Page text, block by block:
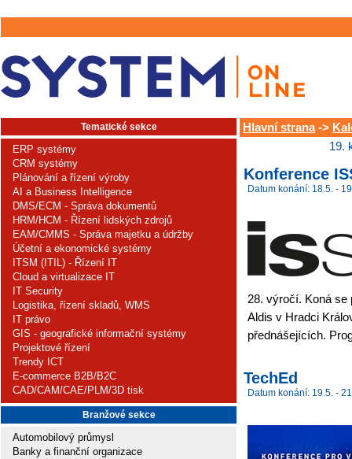
Tematické sekce
ERP systémy
CRM systémy
Plánování a řízení výroby
AI a Business Intelligence
DMS/ECM - Správa dokumentů
HRM/HCM - Řízení lidských zdrojů
EAM/CMMS - Správa majetku a údržby
Účetní a ekonomické systémy
ITSM (ITIL) - Řízení IT
Cloud a virtualizace IT
IT Security
Logistika, řízení skladů, WMS
IT právo
GIS - geografické informační systémy
Projektové řízení
Trendy ICT
E-commerce B2B/B2C
CAD/CAM/CAE/PLM/3D tisk
Branžové sekce
Automobilový průmysl
Banky a finanční organizace
Hlavní strana->
19.
Konference
Datum konání: 18.5. -
28. výročí. Koná se
Aldis v Hradci
přednášejících.
TechEd
Datum konání: 19.5. -